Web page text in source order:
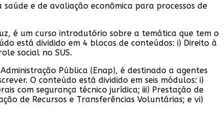
e de avaliação econômica para processos de
é um curso introdutório sobre a temática que tem o
está dividido em 4 blocos de conteúdos: i) Direito à
social no SUS.
Pública (Enap), é destinado a agentes
O conteúdo está dividido em seis módulos: i)
com segurança técnico jurídica; iii) Prestação de
de Recursos e Transferências Voluntárias; e vi)